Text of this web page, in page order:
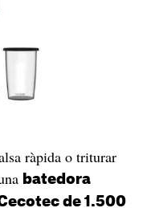
ràpida o triturar
batedora
de 1.500